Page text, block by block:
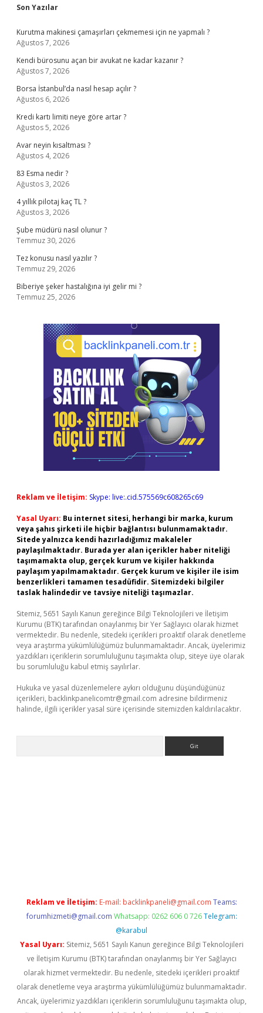
Sidebar
Son Yazılar
Kurutma makinesi çamaşırları çekmemesi için ne yapmalı ?
Ağustos 7, 2026
Kendi bürosunu açan bir avukat ne kadar kazanır ?
Ağustos 7, 2026
Borsa İstanbul’da nasıl hesap açılır ?
Ağustos 6, 2026
Kredi kartı limiti neye göre artar ?
Ağustos 5, 2026
Avar neyin kısaltması ?
Ağustos 4, 2026
83 Esma nedir ?
Ağustos 3, 2026
4 yıllık pilotaj kaç TL ?
Ağustos 3, 2026
Şube müdürü nasıl olunur ?
Temmuz 30, 2026
Tez konusu nasıl yazılır ?
Temmuz 29, 2026
Biberiye şeker hastalığına iyi gelir mi ?
Temmuz 25, 2026
Reklam ve İletişim: Skype: live:.cid.575569c608265c69
Yasal Uyarı: Bu internet sitesi, herhangi bir marka, kurum
veya şahıs şirketi ile hiçbir bağlantısı bulunmamaktadır.
Sitede yalnızca kendi hazırladığımız makaleler
paylaşılmaktadır. Burada yer alan içerikler haber niteliği
taşımamakta olup, gerçek kurum ve kişiler hakkında
paylaşım yapılmamaktadır. Gerçek kurum ve kişiler ile isim
benzerlikleri tamamen tesadüfidir. Sitemizdeki bilgiler
taslak halindedir ve tavsiye niteliği taşımazlar.
Sitemiz, 5651 Sayılı Kanun gereğince Bilgi Teknolojileri ve İletişim
Kurumu (BTK) tarafından onaylanmış bir Yer Sağlayıcı olarak hizmet
vermektedir. Bu nedenle, sitedeki içerikleri proaktif olarak denetleme
veya araştırma yükümlülüğümüz bulunmamaktadır. Ancak, üyelerimiz
yazdıkları içeriklerin sorumluluğunu taşımakta olup, siteye üye olarak
bu sorumluluğu kabul etmiş sayılırlar.
Hukuka ve yasal düzenlemelere aykırı olduğunu düşündüğünüz
içerikleri, backlinkpanelicomtr@gmail.com adresine bildirmeniz
halinde, ilgili içerikler yasal süre içerisinde sitemizden kaldırılacaktır.
Reklam ve İletişim: E-mail: backlinkpaneli@gmail.com Teams:
forumhizmeti@gmail.com Whatsapp: 0262 606 0 726 Telegram:
@karabul
Yasal Uyarı: Sitemiz, 5651 Sayılı Kanun gereğince Bilgi Teknolojileri
ve İletişim Kurumu (BTK) tarafından onaylanmış bir Yer Sağlayıcı
olarak hizmet vermektedir. Bu nedenle, sitedeki içerikleri proaktif
olarak denetleme veya araştırma yükümlülüğümüz bulunmamaktadır.
Ancak, üyelerimiz yazdıkları içeriklerin sorumluluğunu taşımakta olup,